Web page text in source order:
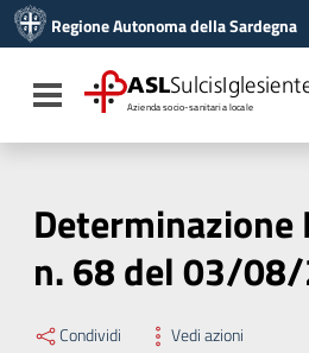
Vai al menu di navigazione
Vai al footer
Regione Autonoma della Sardegna
Toggle navigation
ASL
Azienda socio-sanitaria locale
Determinazione
n. 68 del 03/
Condividi Vedi azioni